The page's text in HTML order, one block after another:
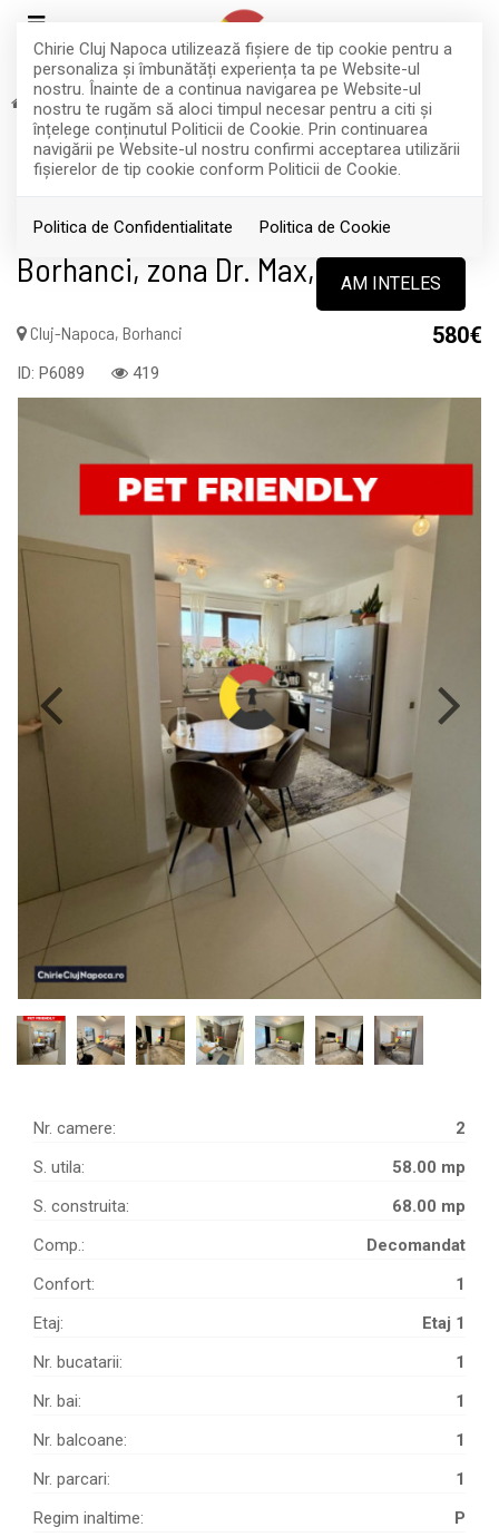
Chirie Cluj Napoca utilizează fişiere de tip cookie pentru a
personaliza și îmbunătăți experiența ta pe Website-ul
nostru. Înainte de a continua navigarea pe Website-ul
nostru te rugăm să aloci timpul necesar pentru a citi și
înțelege conținutul Politicii de Cookie. Prin continuarea
navigării pe Website-ul nostru confirmi acceptarea utilizării
fişierelor de tip cookie conform Politicii de Cookie.
Politica de Confidentialitate Politica de Cookie
AM INTELES
Inchiriere Apartamente Cluj-Napoca Borhanci
Acest anunt nu mai este activ !
Apartment cu 2 camere si balcon,
Borhanci, zona Dr. Max, parcare
Cluj-Napoca, Borhanci 580€
ID: P6089 419
RETRAS
Nr. camere:
2
S. utila:
58.00 mp
S. construita:
68.00 mp
Comp.:
Decomandat
Confort:
1
Etaj:
Etaj 1
Nr. bucatarii:
1
Nr. bai:
1
Nr. balcoane:
1
Nr. parcari:
1
Regim inaltime:
P